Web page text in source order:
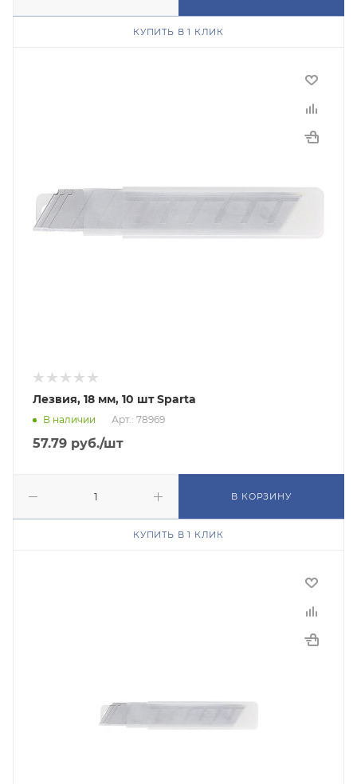
КУПИТЬ В 1 КЛИК
Лезвия, 18 мм, 10 шт Sparta
В наличии Арт.: 78969
57.79 руб./шт
В КОРЗИНУ
КУПИТЬ В 1 КЛИК